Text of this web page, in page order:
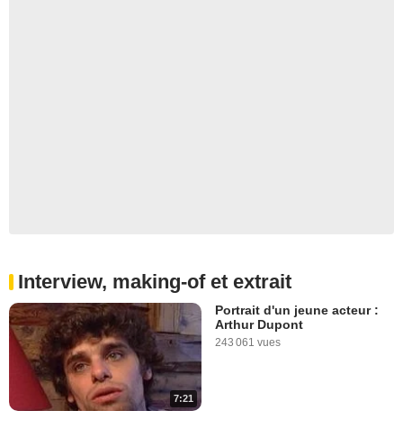
Interview, making-of et extrait
7:21
Portrait d'un jeune acteur :
Arthur Dupont
243 061 vues